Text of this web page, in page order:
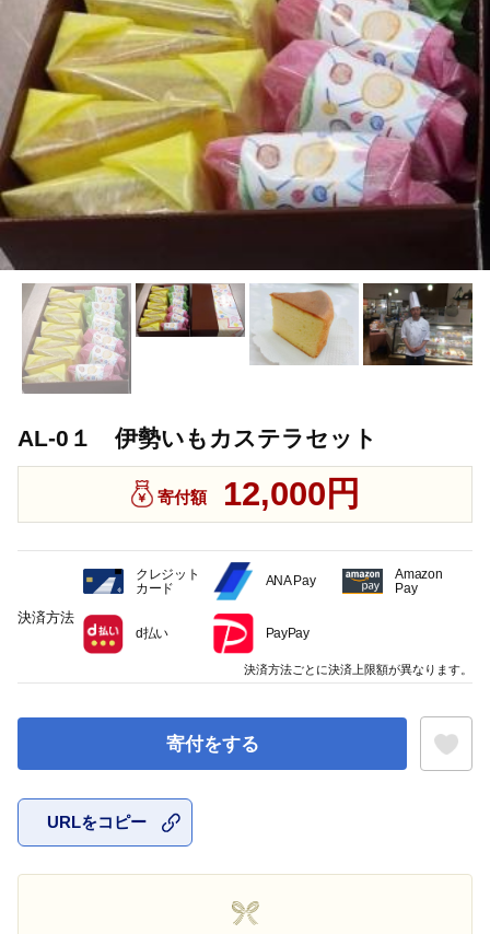
AL-0１ 伊勢いもカステラセット
寄付額 12,000円
寄付をする
URLをコピー
決済方法
クレジット
カード
ANA Pay
Amazon
Pay
d払い PayPay
決済方法ごとに決済上限額が異なります。